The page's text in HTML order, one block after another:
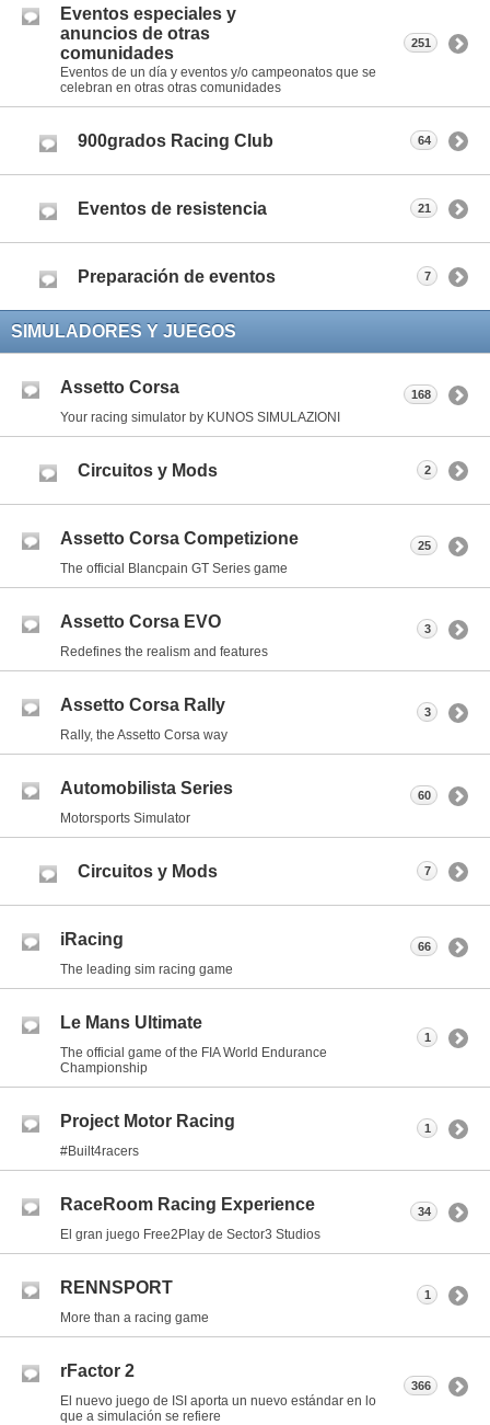
Eventos especiales y
anuncios de otras
comunidades
Eventos de un día y eventos y/o campeonatos que se
celebran en otras otras comunidades
251
900grados Racing Club 64
Eventos de resistencia 21
Preparación de eventos 7
SIMULADORES Y JUEGOS
Assetto Corsa
Your racing simulator by KUNOS SIMULAZIONI
168
Circuitos y Mods 2
Assetto Corsa Competizione
The official Blancpain GT Series game
25
Assetto Corsa EVO
Redefines the realism and features
3
Assetto Corsa Rally
Rally, the Assetto Corsa way
3
Automobilista Series
Motorsports Simulator
60
Circuitos y Mods 7
iRacing
The leading sim racing game
66
Le Mans Ultimate
The official game of the FIA World Endurance
Championship
1
Project Motor Racing
#Built4racers
1
RaceRoom Racing Experience
El gran juego Free2Play de Sector3 Studios
34
RENNSPORT
More than a racing game
1
rFactor 2
El nuevo juego de ISI aporta un nuevo estándar en lo
que a simulación se refiere
366